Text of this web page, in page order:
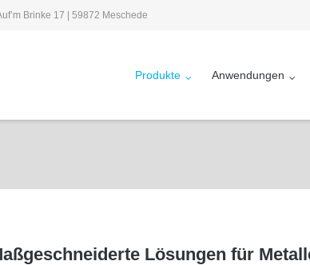
Brinke 17 | 59872 Meschede
Produkte Anwendungen
Lösungen für